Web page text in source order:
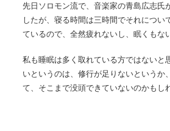
先日ソロモン流で、音楽家の青島広志氏
したが、寝る時間は三時間でそれについ
ているので、全然疲れないし、眠くもな
私も睡眠は多く取れている方ではないと
いというのは、修行が足りないというか
て、そこまで没頭できていないのかもし